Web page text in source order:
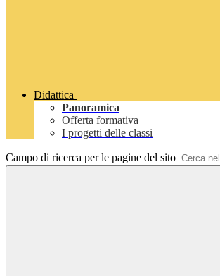
Didattica
Panoramica
Offerta formativa
I progetti delle classi
Campo di ricerca per le pagine del sito